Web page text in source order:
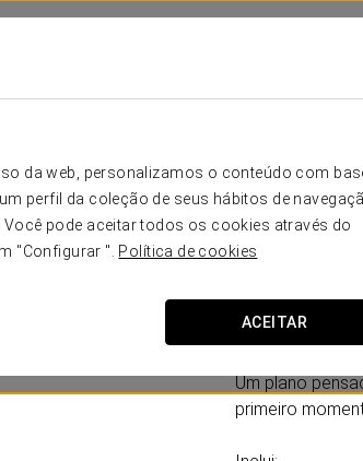
da web, personalizamos o conteúdo com
perfil da coleção de seus hábitos de
pode aceitar todos os cookies através do
"Configurar ". Política de cookies
ACEITAR
Sem pressas,
A vossa
comece da
diretamente em
Um plano
primeiro